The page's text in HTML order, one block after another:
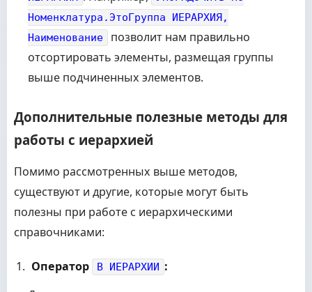
Номенклатура.ЭтоГруппа ИЕРАРХИЯ,
Наименование
позволит нам правильно
отсортировать элементы, размещая группы
выше подчиненных элементов.
Дополнительные полезные методы для
работы с иерархией
Помимо рассмотренных выше методов,
существуют и другие, которые могут быть
полезны при работе с иерархическими
справочниками:
Оператор В ИЕРАРХИИ :